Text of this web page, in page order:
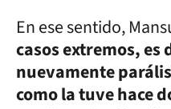
En ese sentido,
casos extremos, es
nuevamente
como la tuve hace